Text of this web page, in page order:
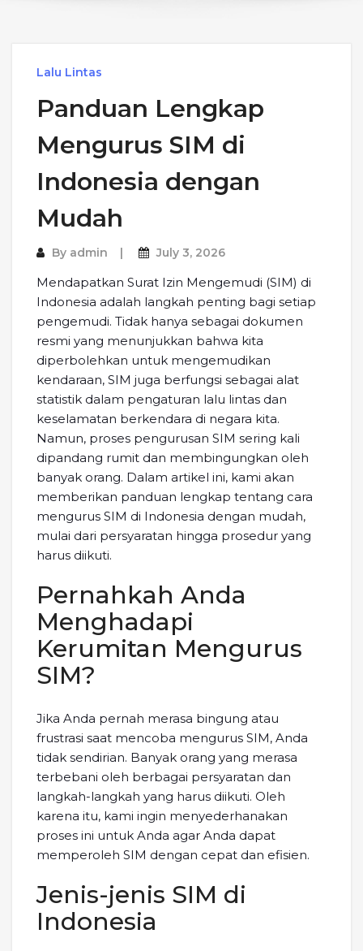
Lalu Lintas
Panduan Lengkap
Mengurus SIM di
Indonesia dengan
Mudah
By admin July 3, 2026
Mendapatkan Surat Izin Mengemudi (SIM) di
Indonesia adalah langkah penting bagi setiap
pengemudi. Tidak hanya sebagai dokumen
resmi yang menunjukkan bahwa kita
diperbolehkan untuk mengemudikan
kendaraan, SIM juga berfungsi sebagai alat
statistik dalam pengaturan lalu lintas dan
keselamatan berkendara di negara kita.
Namun, proses pengurusan SIM sering kali
dipandang rumit dan membingungkan oleh
banyak orang. Dalam artikel ini, kami akan
memberikan panduan lengkap tentang cara
mengurus SIM di Indonesia dengan mudah,
mulai dari persyaratan hingga prosedur yang
harus diikuti.
Pernahkah Anda
Menghadapi
Kerumitan Mengurus
SIM?
Jika Anda pernah merasa bingung atau
frustrasi saat mencoba mengurus SIM, Anda
tidak sendirian. Banyak orang yang merasa
terbebani oleh berbagai persyaratan dan
langkah-langkah yang harus diikuti. Oleh
karena itu, kami ingin menyederhanakan
proses ini untuk Anda agar Anda dapat
memperoleh SIM dengan cepat dan efisien.
Jenis-jenis SIM di
Indonesia